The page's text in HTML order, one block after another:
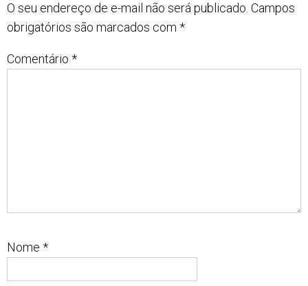
O seu endereço de e-mail não será publicado. Campos
obrigatórios são marcados com *
Comentário *
Nome *